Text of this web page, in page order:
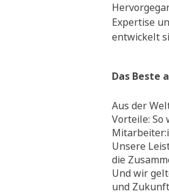
Expertise
entwickelt
Das Beste
Aus der
Vorteile: So
Unsere
die
Und wir
und